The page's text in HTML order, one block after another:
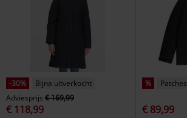
-30%
Bijna uitverkocht
Adviesprijs € 169,99
€ 118,99
% Patches
€ 89,99